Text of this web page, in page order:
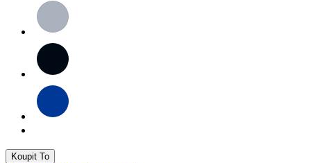
Šedá
Černá
Modrá
Koupit To